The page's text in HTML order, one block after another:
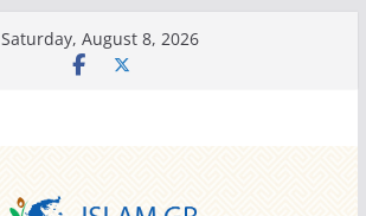
Saturday, August 8, 2026